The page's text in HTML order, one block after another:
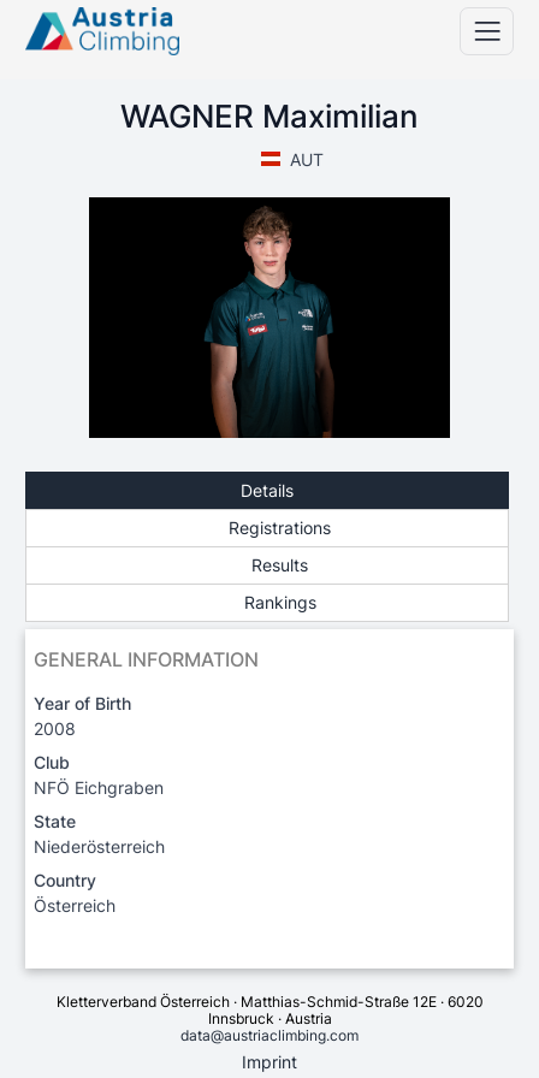
WAGNER Maximilian
AUT
Details
Registrations
Results
Rankings
GENERAL INFORMATION
Year of Birth
2008
Club
NFÖ Eichgraben
State
Niederösterreich
Country
Österreich
Kletterverband Österreich · Matthias-Schmid-Straße 12E · 6020
Innsbruck · Austria
data@austriaclimbing.com
Imprint